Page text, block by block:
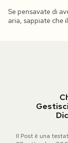
Se pensavate di
aria, sappiate che
Il Post è una